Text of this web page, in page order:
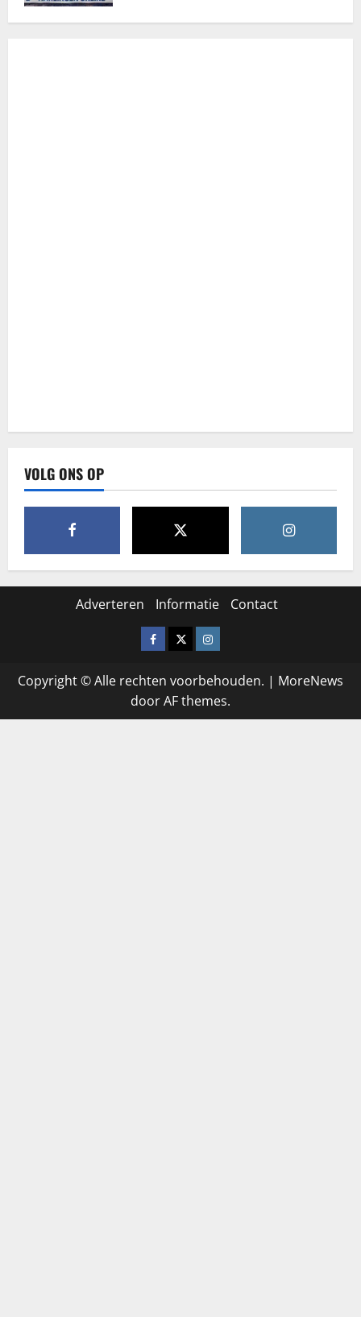
VOLG ONS OP
Adverteren Informatie Contact
Facebook
X Instagram
Copyright © Alle rechten voorbehouden. | MoreNews
door AF themes.